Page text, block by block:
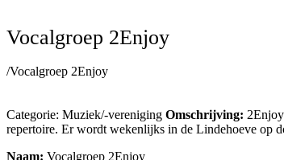
Vocalgroep 2Enjoy
/Vocalgroep 2Enjoy
Posted on 28 januari 2018 bybeheerder-dok-c-net
Categorie: Muziek/-vereniging Omschrijving:
repertoire. Er wordt wekenlijks in de Lindehoeve op
Naam: Vocalgroep 2Enjoy